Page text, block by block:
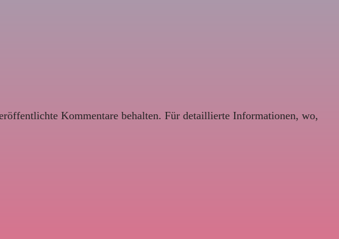
Kommentare behalten. Für detaillierte Informationen, wo,